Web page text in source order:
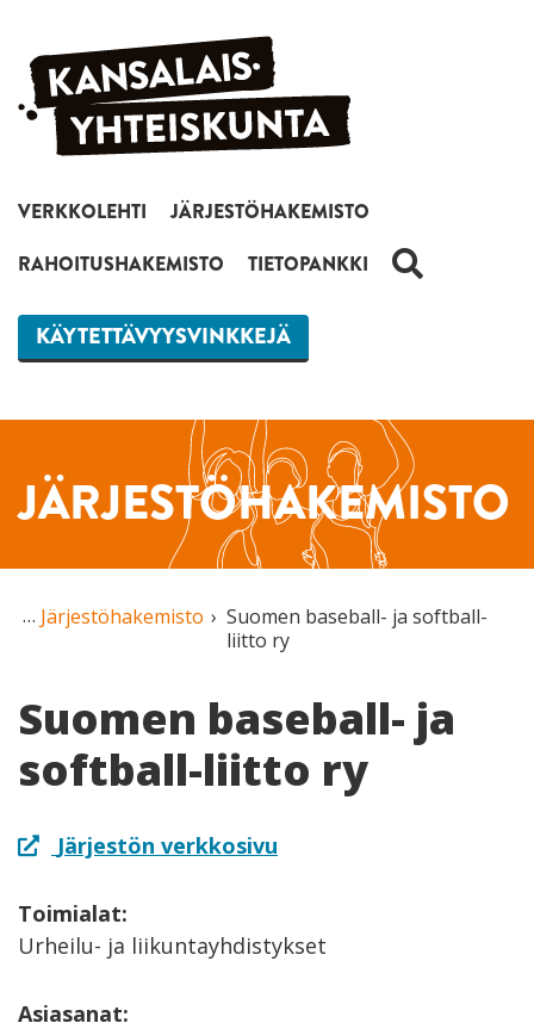
Siirry sisältöön
VERKKOLEHTI
JÄRJESTÖHAKEMISTO
RAHOITUSHAKEMISTO
TIETOPANKKI HAKU
KÄYTETTÄVYYSVINKKEJÄ
JÄRJESTÖHAKEMISTO
Järjestöhakemisto
Suomen baseball- ja softball-
liitto ry
Suomen baseball- ja
softball-liitto ry
Järjestön verkkosivu
Toimialat:
Urheilu- ja liikuntayhdistykset
Asiasanat: